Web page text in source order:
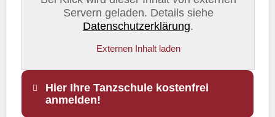
Servern geladen. Details siehe
Datenschutzerklärung.
Externen Inhalt laden
Hier Ihre Tanzschule kostenfrei
anmelden!